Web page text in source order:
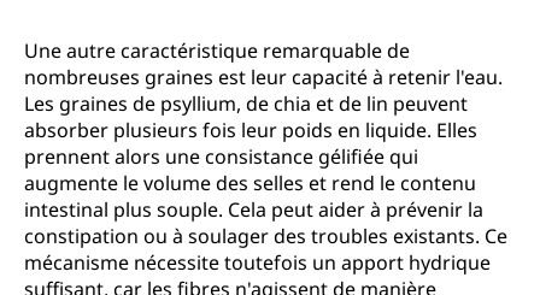
Une autre caractéristique remarquable de
nombreuses graines est leur capacité à retenir l'eau.
Les graines de psyllium, de chia et de lin peuvent
absorber plusieurs fois leur poids en liquide. Elles
prennent alors une consistance gélifiée qui
augmente le volume des selles et rend le contenu
intestinal plus souple. Cela peut aider à prévenir la
constipation ou à soulager des troubles existants. Ce
mécanisme nécessite toutefois un apport hydrique
suffisant, car les fibres n'agissent de manière